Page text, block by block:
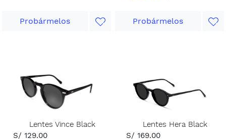
Probármelos Probármelos
Lentes Vince Black
S/ 129.00
Lentes Hera Black
S/ 169.00